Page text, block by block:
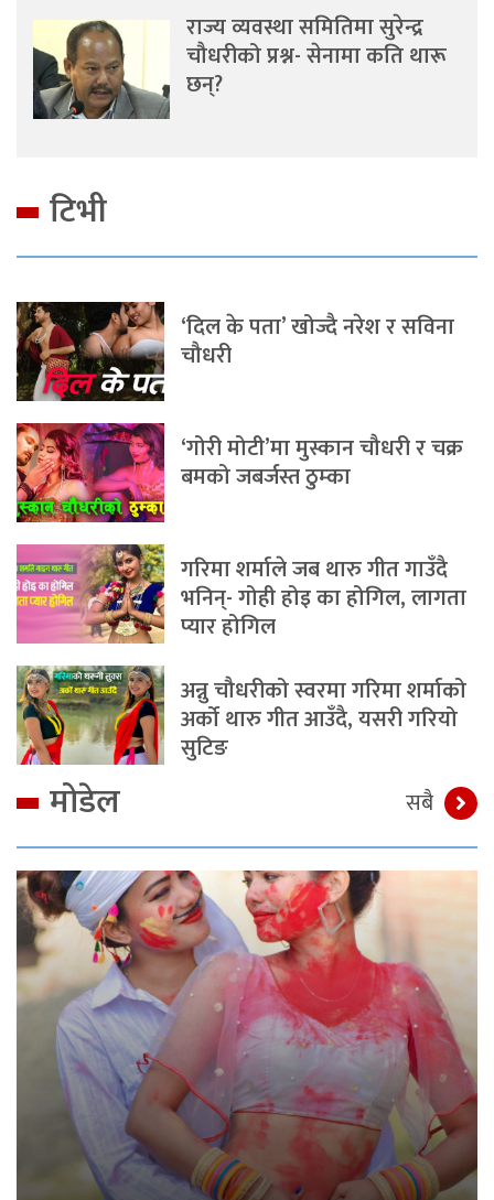
राज्य व्यवस्था समितिमा सुरेन्द्र
चौधरीको प्रश्न- सेनामा कति थारू
छन्?
टिभी
‘दिल के पता’ खोज्दै नरेश र सविना
चौधरी
‘गोरी मोटी’मा मुस्कान चौधरी र चक्र
बमको जबर्जस्त ठुम्का
गरिमा शर्माले जब थारु गीत गाउँदै
भनिन्- गोही होइ का होगिल, लागता
प्यार होगिल
अन्नु चौधरीको स्वरमा गरिमा शर्माको
अर्को थारु गीत आउँदै, यसरी गरियो
सुटिङ
मोडेल सबै